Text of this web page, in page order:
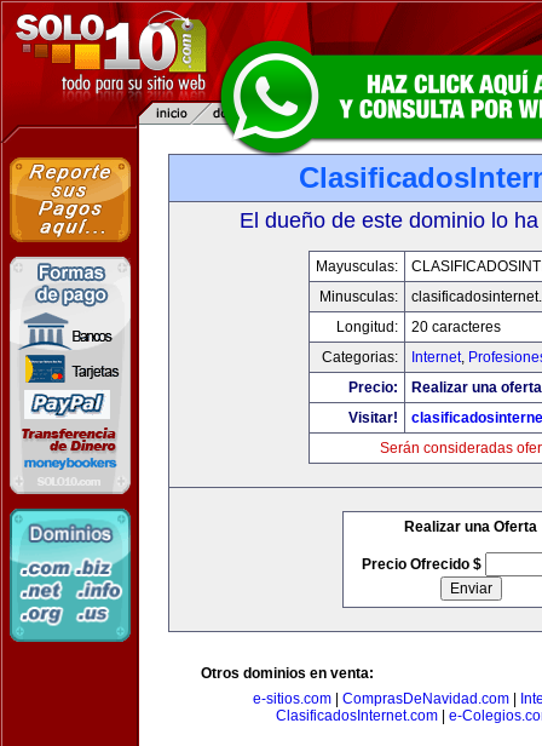
El dueño de este dominio lo
Mayusculas:
Minusculas:
Longitud:
20 caracteres
Categorias:
Internet,
Precio:
Realizar una
Visitar!
Serán consideradas
Realizar una Oferta
Precio Ofrecido $
Otros dominios en venta:
e-sitios.com| ComprasDeNavidad.com|
ClasificadosInternet.com| e-